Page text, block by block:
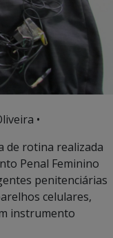
•
de rotina realizada
Penal Feminino
penitenciárias
celulares,
instrumento